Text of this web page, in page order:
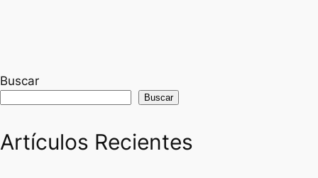
Buscar
Buscar
Artículos Recientes